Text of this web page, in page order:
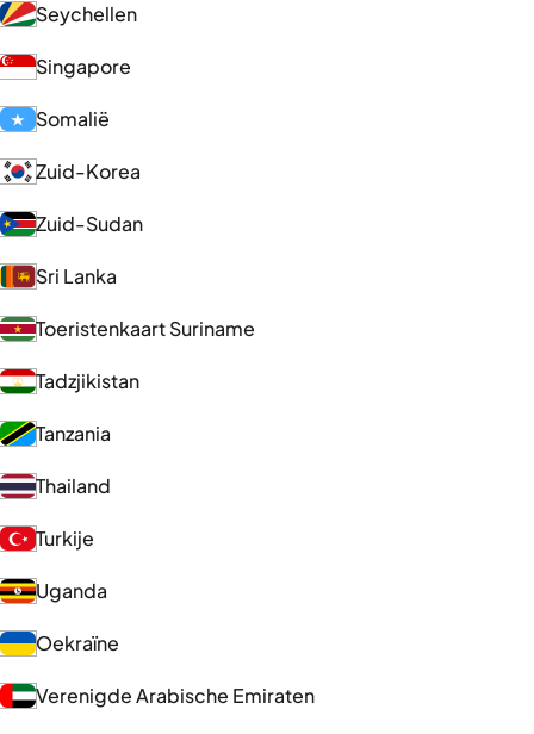
Seychellen
Singapore
Somalië
Zuid-Korea
Zuid-Sudan
Sri Lanka
Toeristenkaart Suriname
Tadzjikistan
Tanzania
Thailand
Turkije
Uganda
Oekraïne
Verenigde Arabische Emiraten